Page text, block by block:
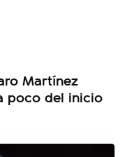
Martínez
poco del inicio